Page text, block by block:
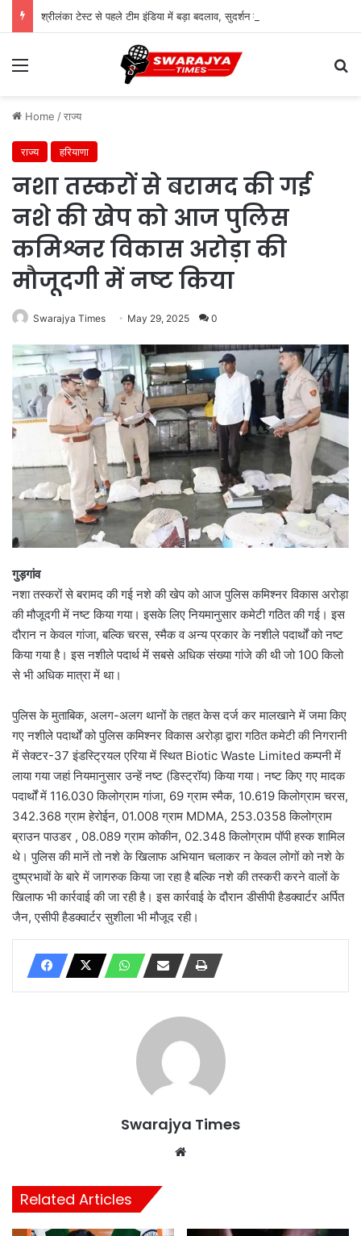
Menu
Home /राज्य
राज्य हरियाणा
नशा तस्करों से बरामद की गई
नशे की खेप को आज पुलिस
कमिश्नर विकास अरोड़ा की
मौजूदगी में नष्ट किया
Swarajya Times May 29, 2025 0
गुड़गांव
नशा तस्करों से बरामद की गई नशे की खेप को आज पुलिस कमिश्नर विकास अरोड़ा
की मौजूदगी में नष्ट किया गया। इसके लिए नियमानुसार कमेटी गठित की गई। इस
दौरान न केवल गांजा, बल्कि चरस, स्मैक व अन्य प्रकार के नशीले पदार्थों को नष्ट
किया गया है। इस नशीले पदार्थ में सबसे अधिक संख्या गांजे की थी जो 100 किलो
से भी अधिक मात्रा में था।
पुलिस के मुताबिक, अलग-अलग थानों के तहत केस दर्ज कर मालखाने में जमा किए
गए नशीले पदार्थों को पुलिस कमिश्नर विकास अरोड़ा द्वारा गठित कमेटी की निगरानी
में सेक्टर-37 इंडस्ट्रियल एरिया में स्थित Biotic Waste Limited कम्पनी में
लाया गया जहां नियमानुसार उन्हें नष्ट (डिस्ट्रॉय) किया गया। नष्ट किए गए मादक
पदार्थों में 116.030 किलोग्राम गांजा, 69 ग्राम स्मैक, 10.619 किलोग्राम चरस,
342.368 ग्राम हेरोईन, 01.008 ग्राम MDMA, 253.0358 किलोग्राम
ब्राउन पाउडर , 08.089 ग्राम कोकीन, 02.348 किलोग्राम पॉपी हस्क शामिल
थे। पुलिस की मानें तो नशे के खिलाफ अभियान चलाकर न केवल लोगों को नशे के
दुष्प्रभावों के बारे में जागरुक किया जा रहा है बल्कि नशे की तस्करी करने वालों के
खिलाफ भी कार्रवाई की जा रही है। इस कार्रवाई के दौरान डीसीपी हैडक्वार्टर अर्पित
जैन, एसीपी हैडक्वार्टर सुशीला भी मौजूद रही।
Swarajya Times
Related Articles